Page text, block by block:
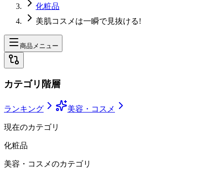
化粧品
美肌コスメは一瞬で見抜ける!
商品メニュー
カテゴリ階層
ランキング 美容・コスメ
現在のカテゴリ
化粧品
美容・コスメのカテゴリ